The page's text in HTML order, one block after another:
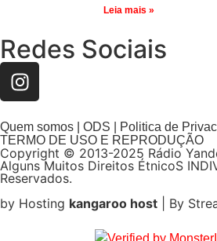
Leia mais »
Redes Sociais
Quem somos | ODS | Politica de
TERMO DE USO E REPRODUÇÃO
Copyright © 2013-2025 Rádio
Alguns Muitos Direitos ÉtnicoS
Reservados.
by Hosting kangaroo host | By